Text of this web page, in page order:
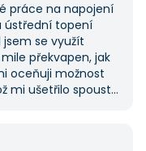
práce na napojení
ústřední topení
jsem se využít
překvapen, jak
oceňuji možnost
mi ušetřilo spoustu